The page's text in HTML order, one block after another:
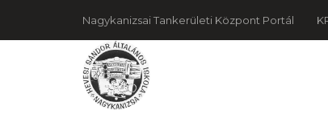
Nagykanizsai Tankerületi Központ Portál